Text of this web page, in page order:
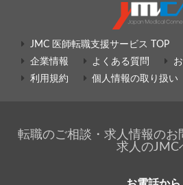
JMC 医師転職支援サービス TOP
企業情報
よくある質問
利用規約
個人情報の取り扱い
転職のご相談・求人情報のお
求人のJMC